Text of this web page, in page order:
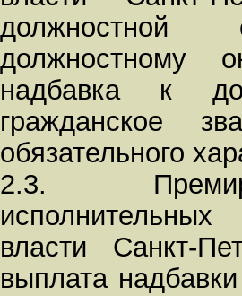
должностному
надбавка к
гражданское
обязательного
2.3.
исполнительных
власти Санкт-
выплата